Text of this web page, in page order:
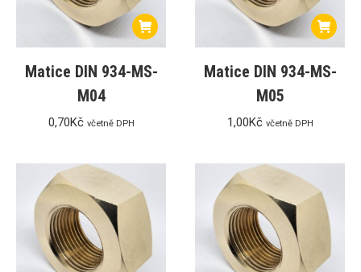
Matice DIN 934-MS-
M04
0,70Kč včetně DPH
Matice DIN 934-MS-
M05
1,00Kč včetně DPH